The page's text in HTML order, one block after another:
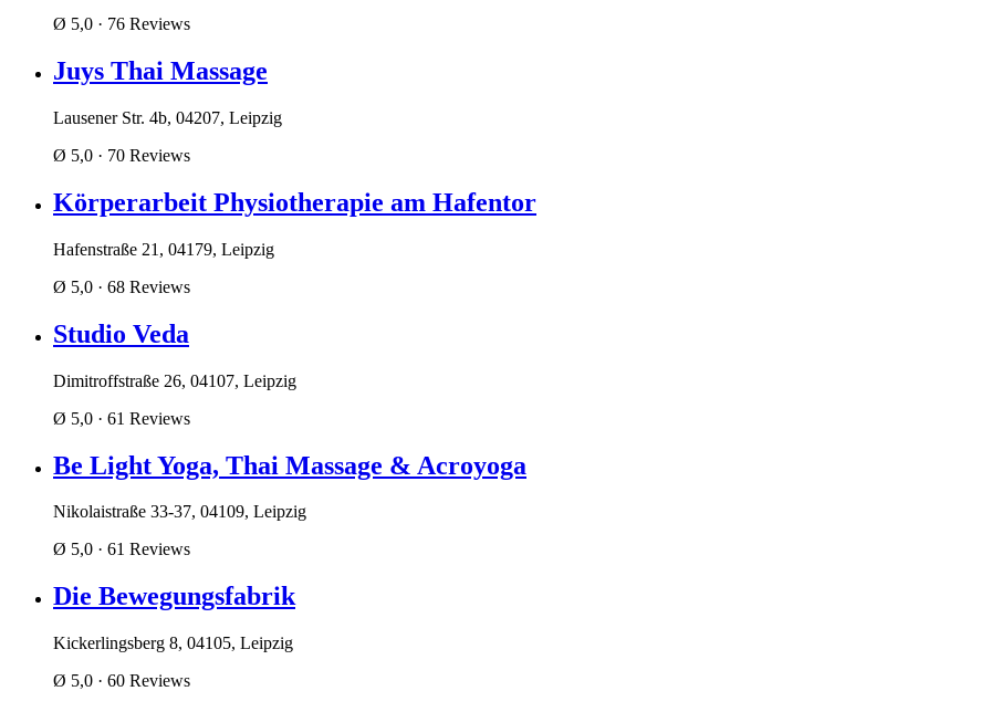
Ø 5,0 · 76 Reviews
Juys Thai Massage
Lausener Str. 4b, 04207, Leipzig
Ø 5,0 · 70 Reviews
Körperarbeit Physiotherapie am Hafentor
Hafenstraße 21, 04179, Leipzig
Ø 5,0 · 68 Reviews
Studio Veda
Dimitroffstraße 26, 04107, Leipzig
Ø 5,0 · 61 Reviews
Be Light Yoga, Thai Massage & Acroyoga
Nikolaistraße 33-37, 04109, Leipzig
Ø 5,0 · 61 Reviews
Die Bewegungsfabrik
Kickerlingsberg 8, 04105, Leipzig
Ø 5,0 · 60 Reviews